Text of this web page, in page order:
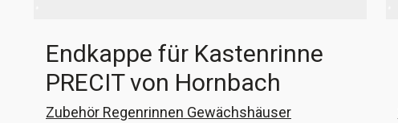
Endkappe für Kastenrinne
PRECIT von Hornbach
Zubehör Regenrinnen Gewächshäuser